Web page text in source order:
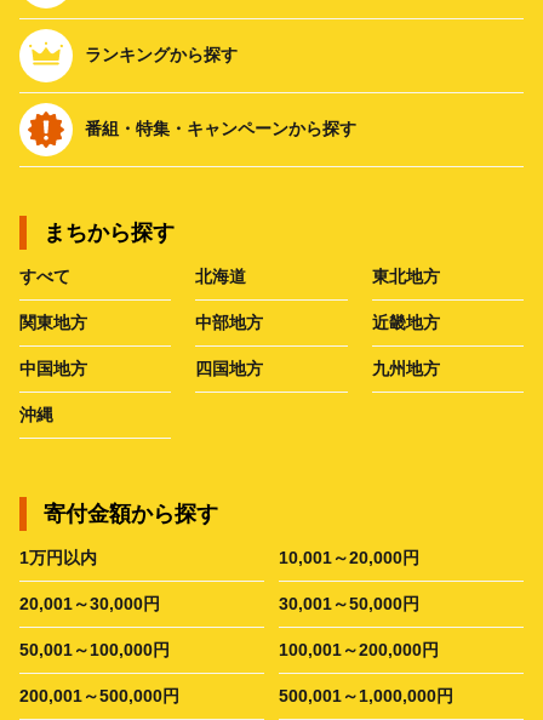
ランキングから探す
番組・特集・キャンペーンから探す
まちから探す
すべて 北海道 東北地方
関東地方 中部地方 近畿地方
中国地方 四国地方 九州地方
沖縄
寄付金額から探す
1万円以内 10,001～20,000円
20,001～30,000円 30,001～50,000円
50,001～100,000円 100,001～200,000円
200,001～500,000円 500,001～1,000,000円